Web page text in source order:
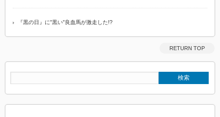
『黒の日』に”黒い”良血馬が激走した!?
RETURN TOP